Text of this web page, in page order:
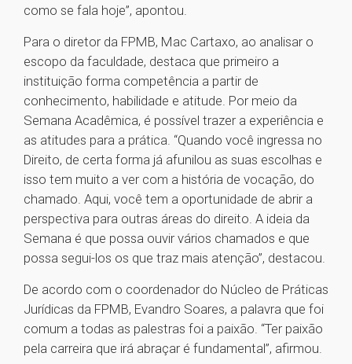
como se fala hoje”, apontou.
Para o diretor da FPMB, Mac Cartaxo, ao analisar o
escopo da faculdade, destaca que primeiro a
instituição forma competência a partir de
conhecimento, habilidade e atitude. Por meio da
Semana Acadêmica, é possível trazer a experiência e
as atitudes para a prática. “Quando você ingressa no
Direito, de certa forma já afunilou as suas escolhas e
isso tem muito a ver com a história de vocação, do
chamado. Aqui, você tem a oportunidade de abrir a
perspectiva para outras áreas do direito. A ideia da
Semana é que possa ouvir vários chamados e que
possa segui-los os que traz mais atenção”, destacou.
De acordo com o coordenador do Núcleo de Práticas
Jurídicas da FPMB, Evandro Soares, a palavra que foi
comum a todas as palestras foi a paixão. “Ter paixão
pela carreira que irá abraçar é fundamental”, afirmou.